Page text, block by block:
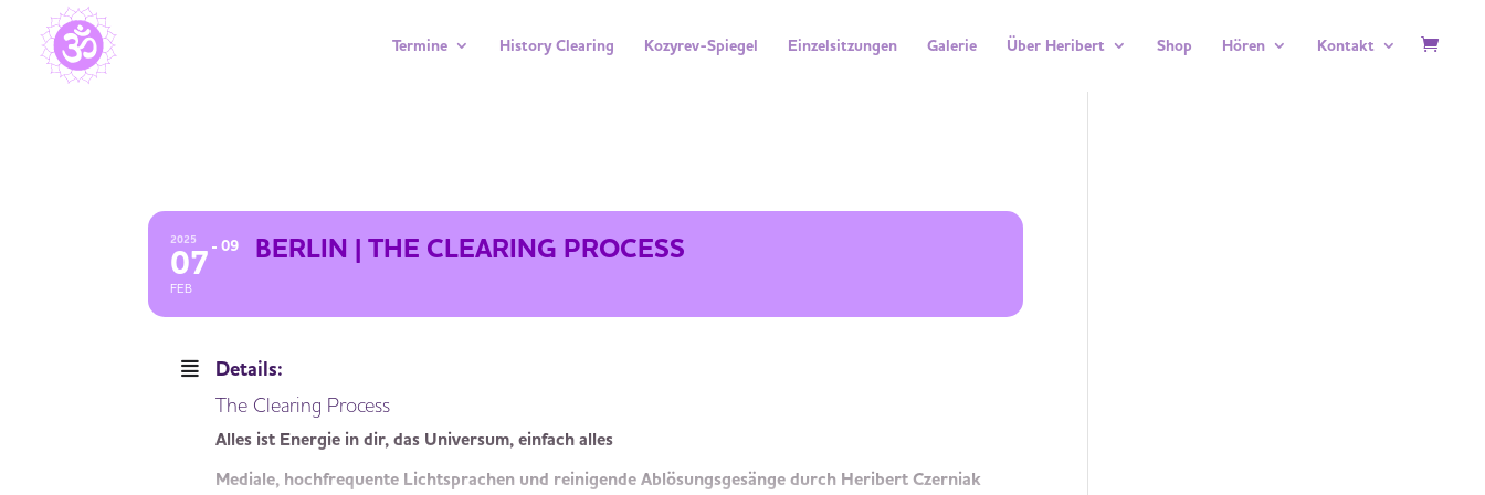
Termine History Clearing Kozyrev-Spiegel Einzelsitzungen Galerie Über Heribert Shop Hören Kontakt
2025
07
FEB
09 BERLIN | THE CLEARING PROCESS
Details:
The Clearing Process
Alles ist Energie in dir, das Universum, einfach alles
Mediale, hochfrequente Lichtsprachen und reinigende Ablösungsgesänge durch Heribert Czerniak